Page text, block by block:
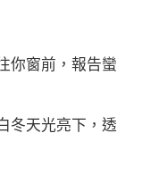
窗前，報告蠻
天光亮下，透